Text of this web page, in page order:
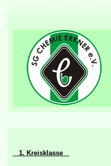
1. Kreisklasse